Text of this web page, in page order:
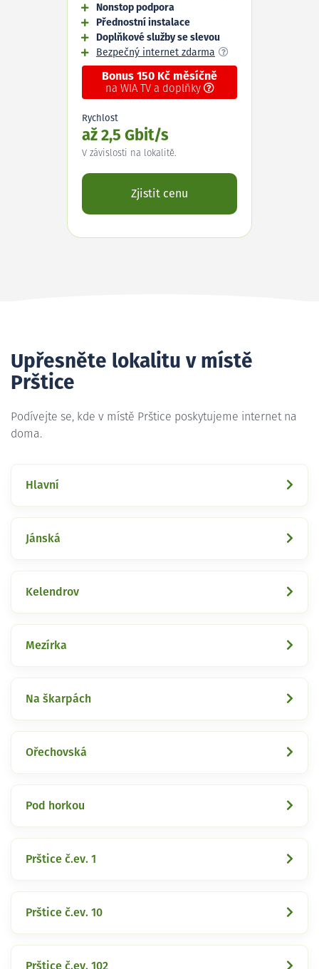
Nonstop podpora
Přednostní instalace
Doplňkové služby se slevou
Bezpečný internet zdarma
Bonus 150 Kč měsíčně
na WIA TV a doplňky
Rychlost
až 2,5 Gbit/s
V závislosti na lokalitě.
Zjistit cenu
Upřesněte lokalitu v místě
Prštice
Podívejte se, kde v místě Prštice poskytujeme internet na
doma.
Hlavní
Jánská
Kelendrov
Mezírka
Na škarpách
Ořechovská
Pod horkou
Prštice č.ev. 1
Prštice č.ev. 10
Prštice č.ev. 102